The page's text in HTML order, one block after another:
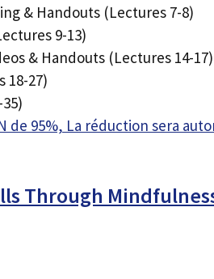
& Handouts (Lectures 7-8)
9-13)
& Handouts (Lectures 14-17)
18-27)
de 95%, La réduction sera
Through